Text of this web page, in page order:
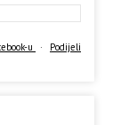
u · Podijeli